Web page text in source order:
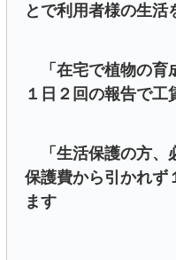
とで利用者様の生活
「在宅で植物の育
１日２回の報告で工
「生活保護の方
保護費から引かれず
ます